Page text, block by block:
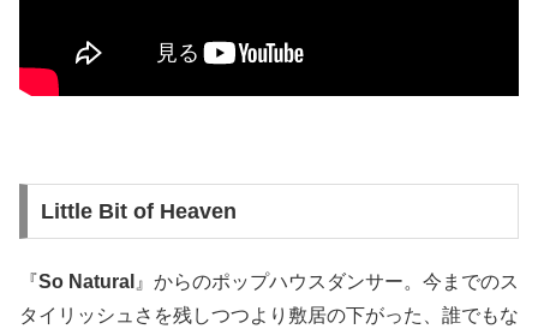
Little Bit of Heaven
『So Natural 』からのポップハウスダンサー。今までのス
タイリッシュさを残しつつより敷居の下がった、誰でもな